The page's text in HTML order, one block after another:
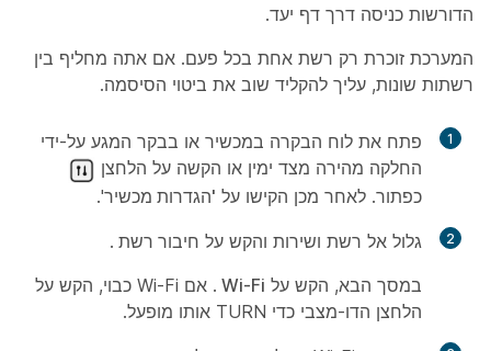
הדורשות כניסה דרך דף יעד.
המערכת זוכרת רק רשת אחת בכל פעם. אם אתה מחליף בין
רשתות שונות, עליך להקליד שוב את ביטוי הסיסמה.
1
פתח את לוח הבקרה במכשיר או בבקר המגע על-ידי
החלקה מהירה מצד ימין או הקשה על הלחצן
כפתור. לאחר מכן הקישו על 'הגדרות מכשיר'.
2 גלול אל רשת ושירות והקש על חיבור רשת .
במסך הבא, הקש על Wi-Fi
. אם Wi-Fi כבוי, הקש על
הלחצן הדו-מצבי כדי TURN אותו מופעל.